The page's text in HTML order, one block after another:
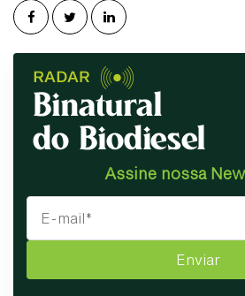
Assine nossa
Enviar